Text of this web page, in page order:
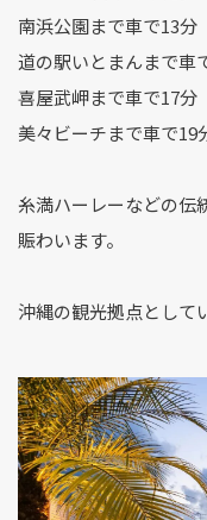
南浜公園まで車で13分
道の駅いとまんまで車
喜屋武岬まで車で17分
美々ビーチまで車で19
糸満ハーレーなどの伝
賑わいます。
沖縄の観光拠点として